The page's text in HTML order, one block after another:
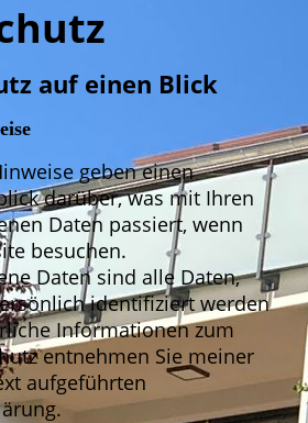
auf einen Blick
geben einen
darüber, was mit Ihren
Daten passiert, wenn
besuchen.
Daten sind alle Daten,
identifiziert werden
Informationen zum
entnehmen Sie meiner
aufgeführten